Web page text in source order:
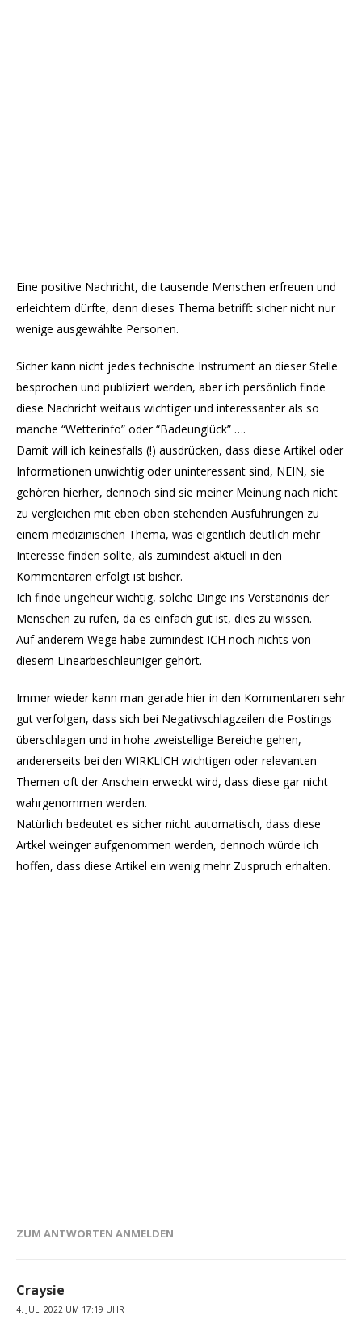
Eine positive Nachricht, die tausende Menschen erfreuen und
erleichtern dürfte, denn dieses Thema betrifft sicher nicht nur
wenige ausgewählte Personen.
Sicher kann nicht jedes technische Instrument an dieser Stelle
besprochen und publiziert werden, aber ich persönlich finde
diese Nachricht weitaus wichtiger und interessanter als so
manche “Wetterinfo” oder “Badeunglück” ….
Damit will ich keinesfalls (!) ausdrücken, dass diese Artikel oder
Informationen unwichtig oder uninteressant sind, NEIN, sie
gehören hierher, dennoch sind sie meiner Meinung nach nicht
zu vergleichen mit eben oben stehenden Ausführungen zu
einem medizinischen Thema, was eigentlich deutlich mehr
Interesse finden sollte, als zumindest aktuell in den
Kommentaren erfolgt ist bisher.
Ich finde ungeheur wichtig, solche Dinge ins Verständnis der
Menschen zu rufen, da es einfach gut ist, dies zu wissen.
Auf anderem Wege habe zumindest ICH noch nichts von
diesem Linearbeschleuniger gehört.
Immer wieder kann man gerade hier in den Kommentaren sehr
gut verfolgen, dass sich bei Negativschlagzeilen die Postings
überschlagen und in hohe zweistellige Bereiche gehen,
andererseits bei den WIRKLICH wichtigen oder relevanten
Themen oft der Anschein erweckt wird, dass diese gar nicht
wahrgenommen werden.
Natürlich bedeutet es sicher nicht automatisch, dass diese
Artkel weinger aufgenommen werden, dennoch würde ich
hoffen, dass diese Artikel ein wenig mehr Zuspruch erhalten.
ZUM ANTWORTEN ANMELDEN
Craysie
4. JULI 2022 UM 17:19 UHR